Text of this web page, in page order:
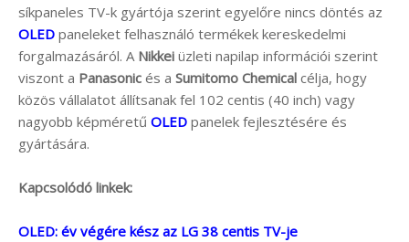
síkpaneles TV-k gyártója szerint egyelőre nincs döntés az
OLED paneleket felhasználó termékek kereskedelmi
forgalmazásáról. A Nikkei üzleti napilap információi szerint
viszont a Panasonic és a Sumitomo Chemical célja, hogy
közös vállalatot állítsanak fel 102 centis (40 inch) vagy
nagyobb képméretű OLED panelek fejlesztésére és
gyártására.
Kapcsolódó linkek:
OLED: év végére kész az LG 38 centis TV-je